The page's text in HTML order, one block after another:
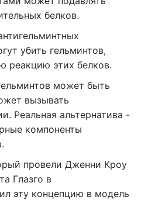
белков.
убить гельминтов,
реакцию этих белков.
может быть
вызывать
Реальная альтернатива -
компоненты
провели Дженни Кроу
Глазго в
эту концепцию в модель